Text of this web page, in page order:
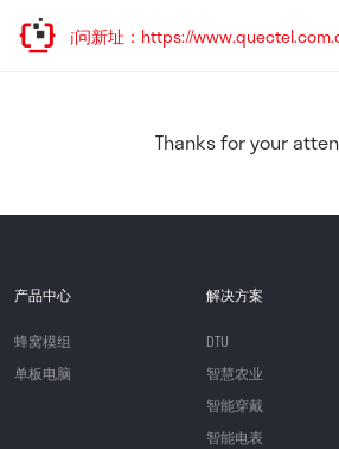
欢迎访问新址：https://
Thanks for your
产品中心
蜂窝模组
单板电脑
解决方案
DTU
智慧农业
智能穿戴
智能电表